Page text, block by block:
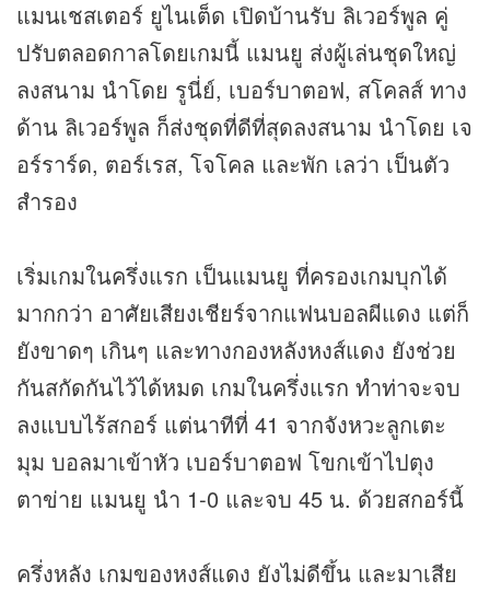
แมนเชสเตอร์ ยูไนเต็ด เปิดบ้านรับ ลิเวอร์พูล คู่
ปรับตลอดกาลโดยเกมนี้ แมนยู ส่งผู้เล่นชุดใหญ่
ลงสนาม นำโดย รูนี่ย์, เบอร์บาตอฟ, สโคลส์ ทาง
ด้าน ลิเวอร์พูล ก็ส่งชุดที่ดีที่สุดลงสนาม นำโดย เจ
อร์ราร์ด, ตอร์เรส, โจโคล และพัก เลว่า เป็นตัว
สำรอง
เริ่มเกมในครึ่งแรก เป็นแมนยู ที่ครองเกมบุกได้
มากกว่า อาศัยเสียงเชียร์จากแฟนบอลผีแดง แต่ก็
ยังขาดๆ เกินๆ และทางกองหลังหงส์แดง ยังช่วย
กันสกัดกันไว้ได้หมด เกมในครึ่งแรก ทำท่าจะจบ
ลงแบบไร้สกอร์ แต่นาทีที่ 41 จากจังหวะลูกเตะ
มุม บอลมาเข้าหัว เบอร์บาตอฟ โขกเข้าไปตุง
ตาข่าย แมนยู นำ 1-0 และจบ 45 น. ด้วยสกอร์นี้
ครึ่งหลัง เกมของหงส์แดง ยังไม่ดีขึ้น และมาเสีย